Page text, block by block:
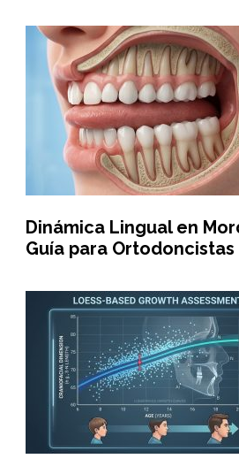
Dinámica Lingual en
Guía para Ortodoncistas